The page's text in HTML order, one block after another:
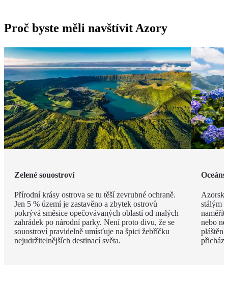
Proč byste měli navštívit Azory
Zelené souostroví
Přírodní krásy ostrova se tu těší zevrubné ochraně.
Jen 5 % území je zastavěno a zbytek ostrovů
pokrývá směsice opečovávaných oblastí od malých
zahrádek po národní parky. Není proto divu, že se
souostroví pravidelně umísťuje na špici žebříčku
nejudržitelnějších destinací světa.
stálým
nebo